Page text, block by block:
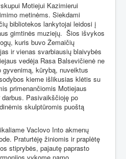
Motiejui Kazimierui
metinėms. Siekdami
bibliotekos lankytojai leidosi į
gimtinės muziejų. Šios išvykos
kuris buvo Žemaičių
ir vienas svarbiausių blaivybės
vedėja Rasa Balsevičienė ne
kūrybą, nuveiktus
kieme išlikusias klėtis su
primenančiomis Motiejaus
Pasivaikščioję po
skulptūromis puoštą
Vaclovo Into akmenų
Praturtėję žiniomis ir praplėtę
stiprybės, pajautę paprasto